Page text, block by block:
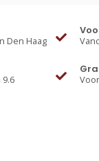
Den Haag